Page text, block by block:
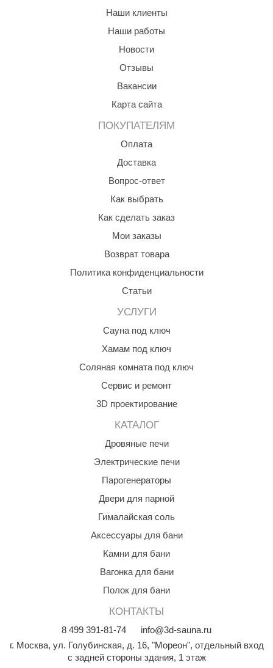
Наши клиенты
Наши работы
Новости
Отзывы
Вакансии
Карта сайта
ПОКУПАТЕЛЯМ
Оплата
Доставка
Вопрос-ответ
Как выбрать
Как сделать заказ
Мои заказы
Возврат товара
Политика конфиденциальности
Статьи
УСЛУГИ
Сауна под ключ
Хамам под ключ
Соляная комната под ключ
Сервис и ремонт
3D проектирование
КАТАЛОГ
Дровяные печи
Электрические печи
Парогенераторы
Двери для парной
Гималайская соль
Аксессуары для бани
Камни для бани
Вагонка для бани
Полок для бани
КОНТАКТЫ
8 499 391-81-74
info@3d-sauna.ru
г. Москва, ул. Голубинская, д. 16, "Мореон", отдельный вход
с задней стороны здания, 1 этаж